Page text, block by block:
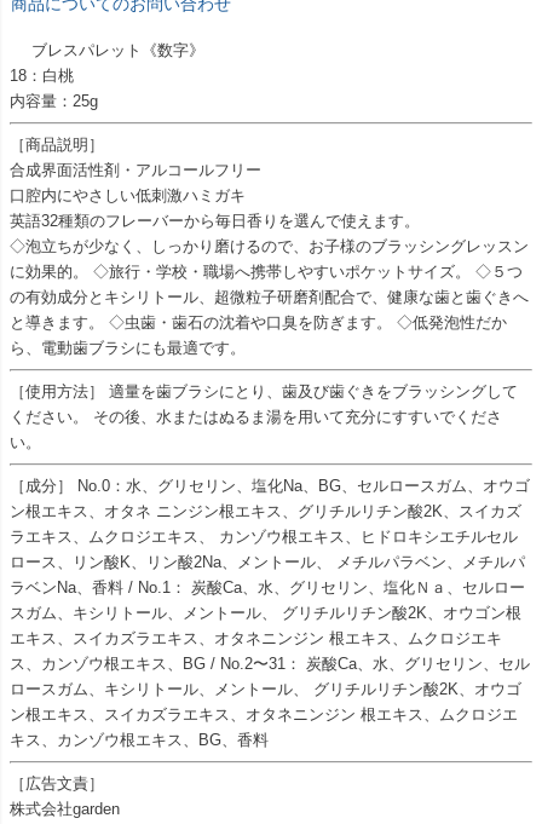
商品についてのお問い合わせ
ブレスパレット《数字》
18：白桃
内容量：25g
［商品説明］
合成界面活性剤・アルコールフリー
口腔内にやさしい低刺激ハミガキ
英語32種類のフレーバーから毎日香りを選んで使えます。
◇泡立ちが少なく、しっかり磨けるので、お子様のブラッシングレッスン
に効果的。 ◇旅行・学校・職場へ携帯しやすいポケットサイズ。 ◇５つ
の有効成分とキシリトール、超微粒子研磨剤配合で、健康な歯と歯ぐきへ
と導きます。 ◇虫歯・歯石の沈着や口臭を防ぎます。 ◇低発泡性だか
ら、電動歯ブラシにも最適です。
［使用方法］ 適量を歯ブラシにとり、歯及び歯ぐきをブラッシングして
ください。 その後、水またはぬるま湯を用いて充分にすすいでくださ
い。
［成分］ No.0：水、グリセリン、塩化Na、BG、セルロースガム、オウゴ
ン根エキス、オタネ ニンジン根エキス、グリチルリチン酸2K、スイカズ
ラエキス、ムクロジエキス、 カンゾウ根エキス、ヒドロキシエチルセル
ロース、リン酸K、リン酸2Na、メントール、 メチルパラベン、メチルパ
ラベンNa、香料 / No.1： 炭酸Ca、水、グリセリン、塩化Ｎａ、セルロー
スガム、キシリトール、メントール、 グリチルリチン酸2K、オウゴン根
エキス、スイカズラエキス、オタネニンジン 根エキス、ムクロジエキ
ス、カンゾウ根エキス、BG / No.2〜31： 炭酸Ca、水、グリセリン、セル
ロースガム、キシリトール、メントール、 グリチルリチン酸2K、オウゴ
ン根エキス、スイカズラエキス、オタネニンジン 根エキス、ムクロジエ
キス、カンゾウ根エキス、BG、香料
［広告文責］
株式会社garden